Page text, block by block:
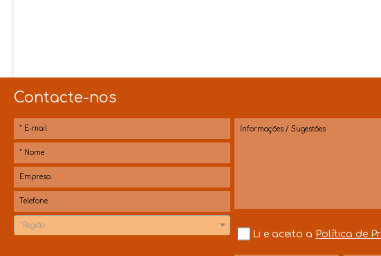
Contacte-nos
*Região
Li e aceito a Política de